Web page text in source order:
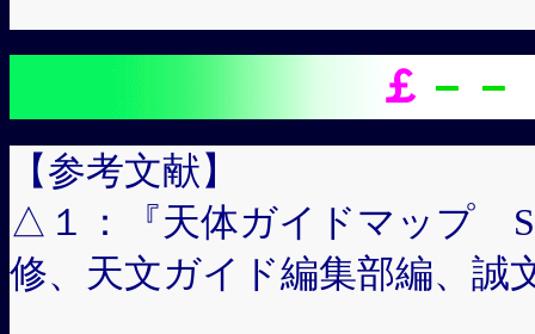
￡ －
【参考文献】
△１：『天体ガイドマップ
修、天文ガイド編集部編、誠